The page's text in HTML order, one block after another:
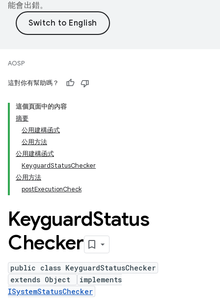
能會出錯。
AOSP
這對你有幫助嗎？
這個頁面中的內容
摘要
公用建構函式
公用方法
公用建構函式
KeyguardStatusChecker
公用方法
postExecutionCheck
KeyguardStatus
Checker
public class KeyguardStatusChecker
extends Object
implements
ISystemStatusChecker